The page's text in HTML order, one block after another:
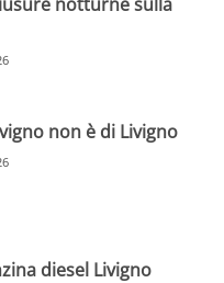
non è di Livigno
diesel Livigno